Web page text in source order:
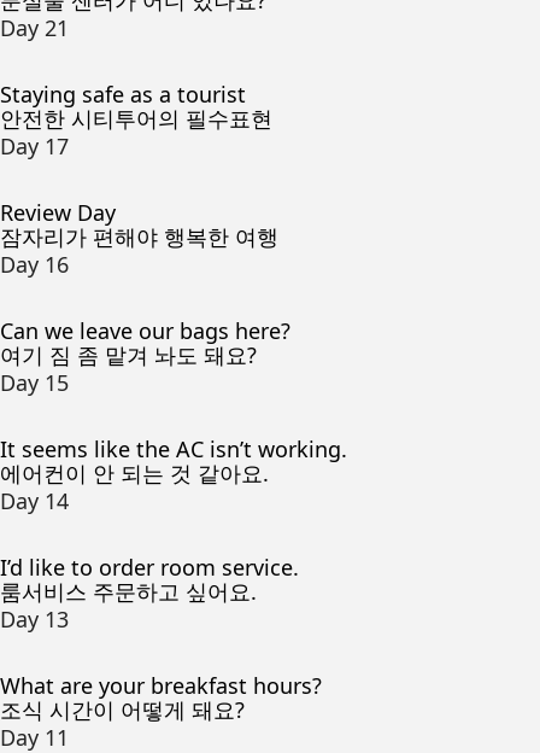
Day 21
Staying safe as a tourist
안전한 시티투어의 필수표현
Day 17
Review Day
잠자리가 편해야 행복한 여행
Day 16
Can we leave our bags here?
여기 짐 좀 맡겨 놔도 돼요?
Day 15
It seems like the AC isn’t working.
에어컨이 안 되는 것 같아요.
Day 14
I’d like to order room service.
룸서비스 주문하고 싶어요.
Day 13
What are your breakfast hours?
조식 시간이 어떻게 돼요?
Day 11